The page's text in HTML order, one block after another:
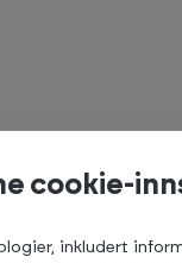
cookie-
inkludert